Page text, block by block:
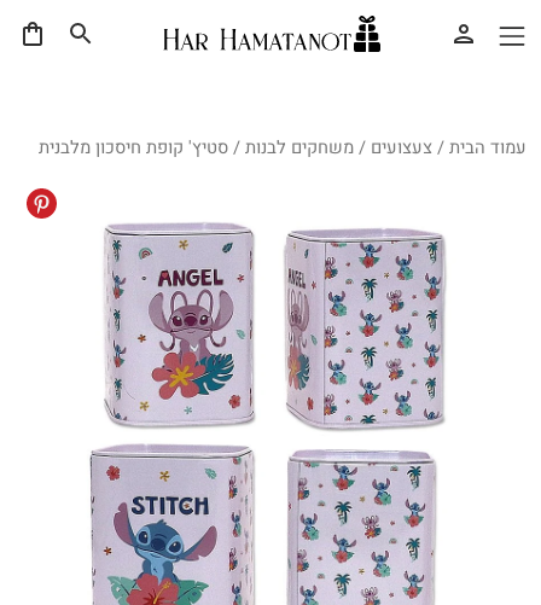
עמוד הבית/צעצועים /משחקים לבנות/ סטיץ' קופת חיסכון מלבנית